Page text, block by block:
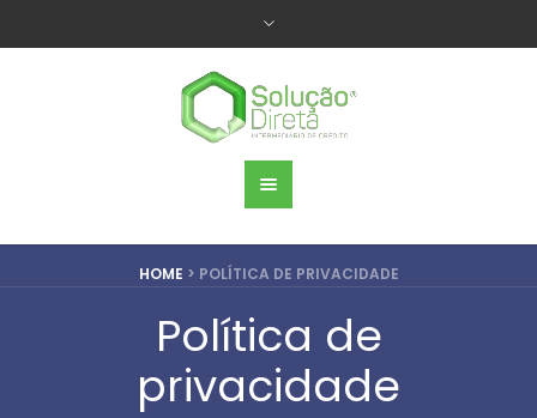
HOME > POLÍTICA DE PRIVACIDADE
Política de
privacidade